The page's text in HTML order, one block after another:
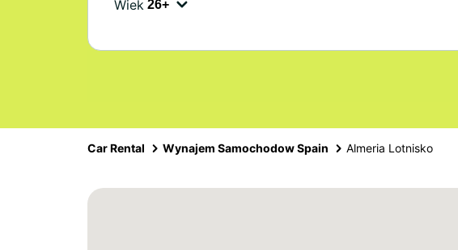
Wiek
Car Rental Wynajem Samochodow Spain Almeria Lotnisko